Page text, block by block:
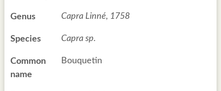
Genus Capra Linné, 1758
Species Capra sp.
Common
name
Bouquetin